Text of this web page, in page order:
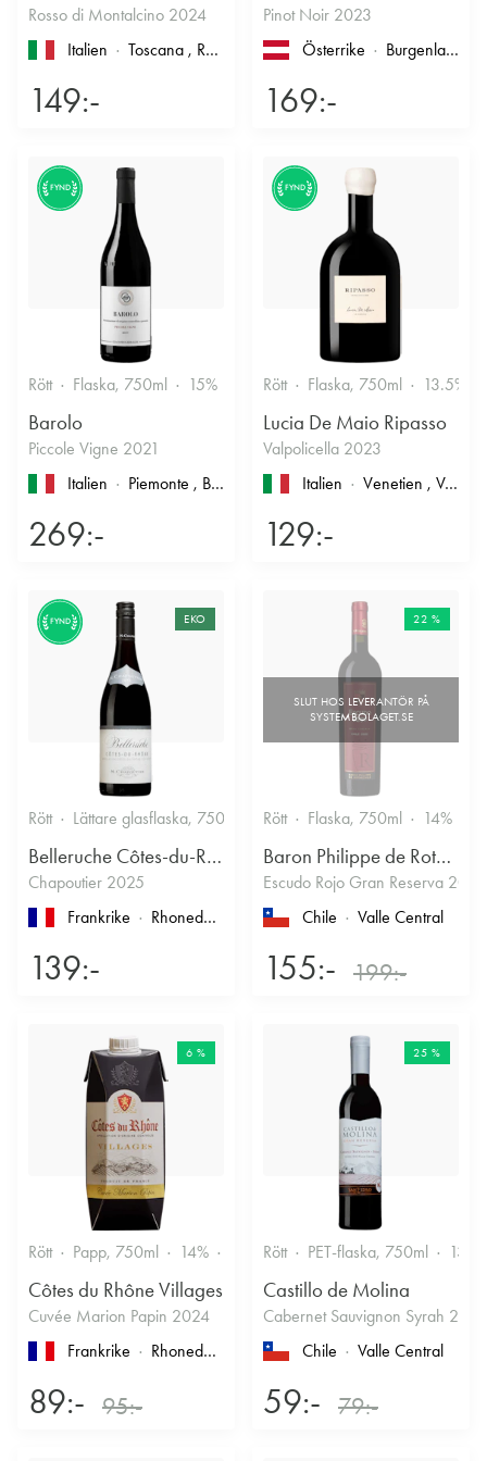
Rosso di Montalcino 2024
Italien
Toscana , Rosso di Montalcino
149:-
Pinot Noir 2023
Österrike
Burgenland
169:-
FYND
Rött Flaska, 750ml 15% Stramt & Nyanserat
Barolo
Piccole Vigne 2021
Italien
Piemonte , Barolo
269:-
FYND
Rött Flaska, 750ml 13.5%
Lucia De Maio Ripasso
Valpolicella 2023
Italien
Venetien , Valpolicella
129:-
FYND EKO
Rött Lättare glasflaska, 750ml 13.5% Kryddigt & Mustigt
Belleruche Côtes-du-Rhône
Chapoutier 2025
Frankrike
Rhonedalen , Côtes du Rhône
139:-
22 %
Rött Flaska, 750ml 14%
Baron Philippe de Rothschild Chile SA
Escudo Rojo Gran Reserva 2022
Chile
Valle Central
155:- 199:-
6 %
Rött Papp, 750ml 14% Fruktigt & Smakrikt
Côtes du Rhône Villages
Cuvée Marion Papin 2024
Frankrike
Rhonedalen , Côtes du Rhône , Côtes-du-Rhône-
89:- 95:-
25 %
Rött PET-flaska, 750ml
Castillo de Molina
Cabernet Sauvignon Syrah 2022
Chile
Valle Central
59:- 79:-